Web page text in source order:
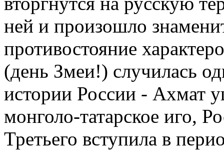
ней и произошло
противостояние
(день Змеи!) случилась
истории России - Ахмат
монголо-татарское иго,
Третьего вступила в